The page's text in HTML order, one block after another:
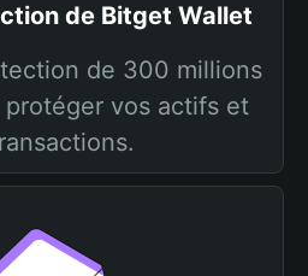
de Bitget Wallet
de 300 millions
vos actifs et